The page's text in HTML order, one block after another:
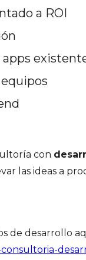
a ROI
apps
con
las ideas a
de desarrollo